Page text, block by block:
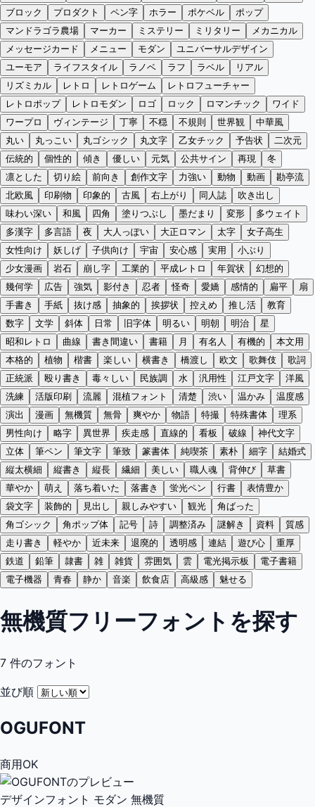
ブロック
プロダクト ペン字 ホラー ポケベル
ポップ
マンドラゴラ農場
マーカー ミステリー ミリタリー
メカニカル
メッセージカード
メニュー モダン
ユニバーサルデザイン
ユーモア
ライフスタイル ラノベ ラフ ラベル
リアル
リズミカル
レトロ レトロゲーム
レトロフューチャー
レトロポップ
レトロモダン ロゴ ロック ロマンチック
ワイド
ワープロ
ヴィンテージ 丁寧 不穏 不規則 世界観
中華風
丸い
丸っこい 丸ゴシック 丸文字 乙女チック 予告状
二次元
伝統的
個性的 傾き 優しい 元気 公共サイン 再現
冬
凛とした
切り絵 前向き 創作文字 力強い 動物 動画
勘亭流
北欧風
印刷物 印象的 古風 右上がり 同人誌
吹き出し
味わい深い
和風 四角 塗りつぶし 墨だまり 変形
多ウェイト
多漢字
多言語 夜 大人っぽい 大正ロマン 太字
女子高生
女性向け
妖しげ 子供向け 宇宙 安心感 実用
小ぶり
少女漫画
岩石 崩し字 工業的 平成レトロ 年賀状
幻想的
幾何学
広告 強気 影付き 忍者 怪奇 愛嬌 感情的 扁平
扇
手書き
手紙 抜け感 抽象的 挨拶状 控えめ 推し活
教育
数字
文学 斜体 日常 旧字体 明るい 明朝 明治
星
昭和レトロ
曲線 書き間違い 書籍 月 有名人 有機的
本文用
本格的
植物 楷書 楽しい 横書き 橋渡し 欧文 歌舞伎
歌詞
正統派
殴り書き 毒々しい 民族調 水 汎用性 江戸文字
洋風
洗練
活版印刷 流麗 混植フォント 清楚 渋い 温かみ
温度感
演出
漫画 無機質 無骨 爽やか 物語 特撮 特殊書体
理系
男性向け
略字 異世界 疾走感 直線的 看板 破線
神代文字
立体
筆ペン 筆文字 筆致 篆書体 純喫茶 素朴 細字
結婚式
縦太横細
縦書き 縦長 繊細 美しい 職人魂 背伸び
草書
華やか
萌え 落ち着いた 落書き 蛍光ペン 行書
表情豊か
袋文字
装飾的 見出し 親しみやすい 観光
角ばった
角ゴシック
角ポップ体 記号 詩 調整済み 謎解き 資料
質感
走り書き
軽やか 近未来 退廃的 透明感 連結 遊び心
重厚
鉄道
鉛筆 隷書 雑 雑貨 雰囲気 雲 電光掲示板
電子書籍
電子機器
青春 静か 音楽 飲食店 高級感 魅せる
無機質フリーフォントを探す
7 件のフォント
並び順
OGUFONT
商用OK
デザインフォント モダン 無機質